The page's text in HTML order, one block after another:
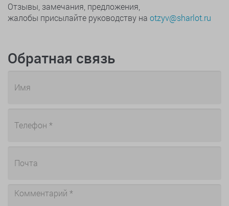
Отзывы, замечания, предложения,
жалобы присылайте руководству на otzyv@sharlot.ru
Обратная связь